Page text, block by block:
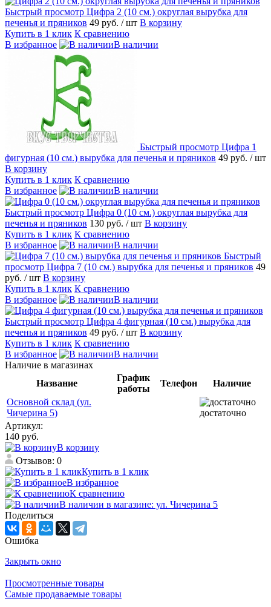
Быстрый просмотр Цифра 2 (10 см.) округлая вырубка для
печенья и пряников 49 руб. / шт В корзину
Купить в 1 клик К сравнению
В избранное
В наличии
Быстрый просмотр Цифра 1
фигурная (10 см.) вырубка для печенья и пряников 49 руб. / шт
В корзину
Купить в 1 клик К сравнению
В избранное
В наличии
Быстрый просмотр Цифра 0 (10 см.) округлая вырубка для
печенья и пряников 130 руб. / шт В корзину
Купить в 1 клик К сравнению
В избранное
В наличии
Быстрый
просмотр Цифра 7 (10 см.) вырубка для печенья и пряников 49
руб. / шт В корзину
Купить в 1 клик К сравнению
В избранное
В наличии
Быстрый просмотр Цифра 4 фигурная (10 см.) вырубка для
печенья и пряников 49 руб. / шт В корзину
Купить в 1 клик К сравнению
В избранное
В наличии
Наличие в магазинах
Название
График
работы
Телефон
Наличие
Основной склад (ул.
Чичерина 5)
достаточно
Артикул:
140 руб.
В корзину
Отзывов: 0
Купить в 1 клик
В избранное
К сравнению
В наличии в магазине: ул. Чичерина 5
Поделиться
Ошибка
Закрыть окно
Просмотренные товары
Самые продаваемые товары